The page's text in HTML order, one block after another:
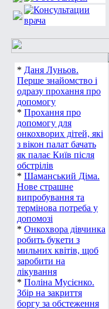
* Даня Луньов.
Перше знайомство і
одразу прохання про
допомогу
* Прохання про
допомогу для
онкохворих дітей, які
з вікон палат бачать
як палає Київ після
обстрілів
* Шаманський Діма.
Нове страшне
випробування та
термінова потреба у
допомозі
* Онкохвора дівчинка
робить букети з
мильних квітів, щоб
заробити на
лікування
* Поліна Мусієнко.
Збір на закриття
боргу за обстеження